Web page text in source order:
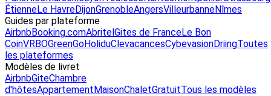
ÉtienneLe HavreDijonGrenobleAngersVilleurbanneNîmes
Guides par plateforme
AirbnbBooking.comAbritelGites de FranceLe Bon
CoinVRBOGreenGoHoliduClevacancesCybevasionDriingToutes
les plateformes
Modèles de livret
AirbnbGiteChambre
d'hôtesAppartementMaisonChaletGratuitTous les modèles